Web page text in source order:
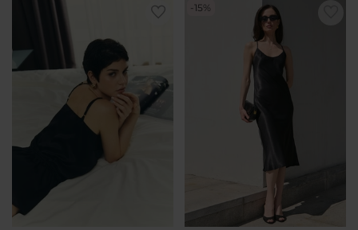
-15%